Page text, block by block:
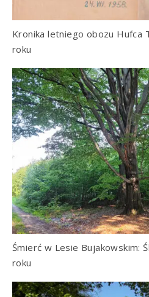
Kronika letniego obozu Hufca
roku
Śmierć w Lesie Bujakowskim:
roku